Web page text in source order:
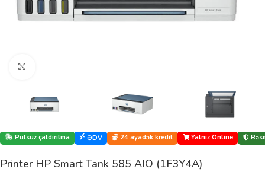
Pulsuz çatdırılma ƏDV 24 ayadək kredit Yalnız Online
Printer HP Smart Tank 585 AIO (1F3Y4A)